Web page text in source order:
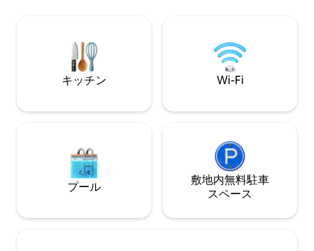
トはペットの毛にアレルギーがありま
キッチン Wi-Fi
プール
敷地内無料駐⁠車
ス⁠ペ⁠ー⁠ス